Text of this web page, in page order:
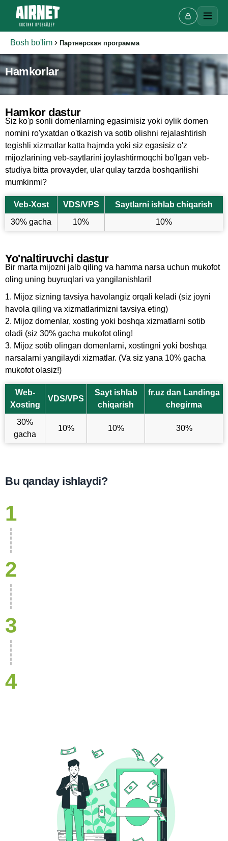
Bosh bo'lim Партнерская программа
Hamkorlar
Hamkor dastur
Siz ko'p sonli domenlarning egasimisiz yoki oylik domen
nomini ro'yxatdan o'tkazish va sotib olishni rejalashtirish
tegishli xizmatlar katta hajmda yoki siz egasisiz o'z
mijozlarining veb-saytlarini joylashtirmoqchi bo'lgan veb-
studiya bitta provayder, ular qulay tarzda boshqarilishi
mumkinmi?
Veb-Xost VDS/VPS
Saytlarni ishlab chiqarish
30% gacha
10% 10%
Yo'naltiruvchi dastur
Bir marta mijozni jalb qiling va hamma narsa uchun mukofot
oling uning buyruqlari va yangilanishlari!
1. Mijoz sizning tavsiya havolangiz orqali keladi (siz joyni
havola qiling va xizmatlarimizni tavsiya eting)
2. Mijoz domenlar, xosting yoki boshqa xizmatlarni sotib
oladi (siz 30% gacha mukofot oling!
3. Mijoz sotib olingan domenlarni, xostingni yoki boshqa
narsalarni yangilaydi xizmatlar. (Va siz yana 10% gacha
mukofot olasiz!)
Web-
Xosting
VDS/VPS
Sayt ishlab
chiqarish
fr.uz dan Landinga
chegirma
30%
gacha
10% 10% 30%
Bu qanday ishlaydi?
A
Onlayn chat
Onlayn · bir necha daqiqada javob beramiz
Ismingiz
Telefon